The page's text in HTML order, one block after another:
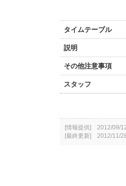
タイムテーブル
説明
その他注意事項
スタッフ
[情報提供] 2012/09/
[最終更新] 2012/11/